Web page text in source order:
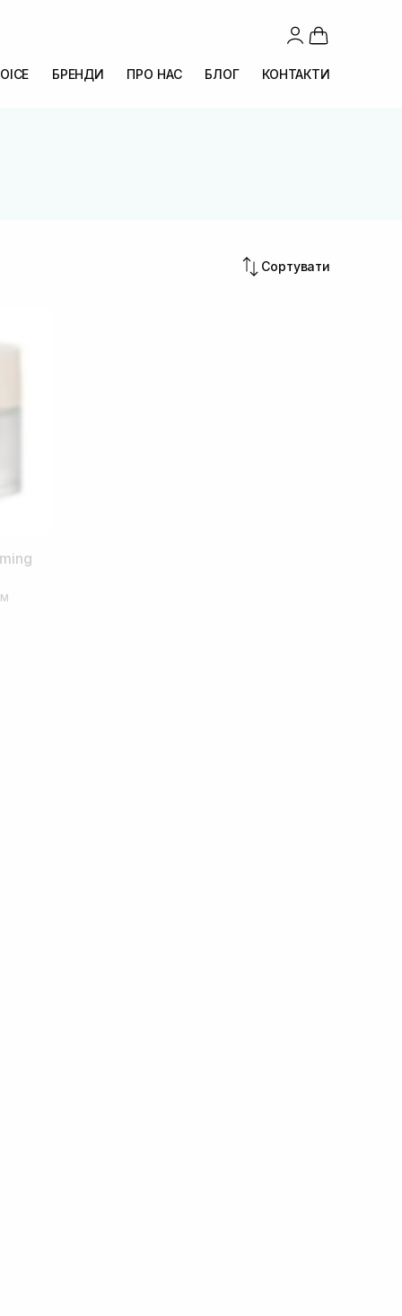
БРЕНДИ ПРО НАС БЛОГ КОНТАКТИ
Сортувати